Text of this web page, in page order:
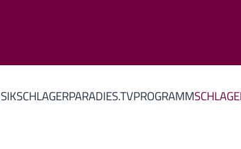
SCHLAGERPARADIES.TVPROGRAMM